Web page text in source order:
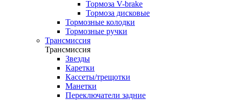
Тормоза V-brake
Тормоза дисковые
Тормозные колодки
Тормозные ручки
Трансмиссия
Трансмиссия
Звезды
Каретки
Кассеты/трещотки
Манетки
Переключатели задние